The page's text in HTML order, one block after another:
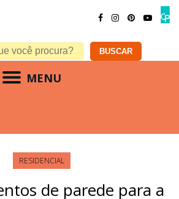
MENU
RESIDENCIAL
de parede para a